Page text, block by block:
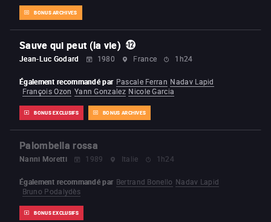
BONUS ARCHIVES
Sauve qui peut (la vie)
Jean-Luc Godard 1980 France 1h24
BONUS EXCLUSIFS BONUS ARCHIVES
Également recommandé par Pascale Ferran Nadav Lapid
François Ozon Yann Gonzalez Nicole Garcia
Palombella rossa
Nanni Moretti 1989 Italie 1h24
BONUS EXCLUSIFS
Également recommandé par Bertrand Bonello Nadav Lapid
Bruno Podalydès